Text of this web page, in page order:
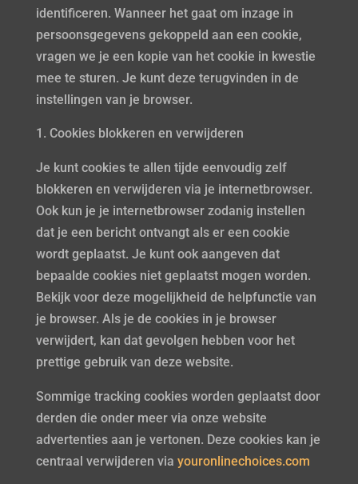
identificeren. Wanneer het gaat om inzage in
persoonsgegevens gekoppeld aan een cookie,
vragen we je een kopie van het cookie in kwestie
mee te sturen. Je kunt deze terugvinden in de
instellingen van je browser.
Cookies blokkeren en verwijderen
Je kunt cookies te allen tijde eenvoudig zelf
blokkeren en verwijderen via je internetbrowser.
Ook kun je je internetbrowser zodanig instellen
dat je een bericht ontvangt als er een cookie
wordt geplaatst. Je kunt ook aangeven dat
bepaalde cookies niet geplaatst mogen worden.
Bekijk voor deze mogelijkheid de helpfunctie van
je browser. Als je de cookies in je browser
verwijdert, kan dat gevolgen hebben voor het
prettige gebruik van deze website.
Sommige tracking cookies worden geplaatst door
derden die onder meer via onze website
advertenties aan je vertonen. Deze cookies kan je
centraal verwijderen via youronlinechoices.com